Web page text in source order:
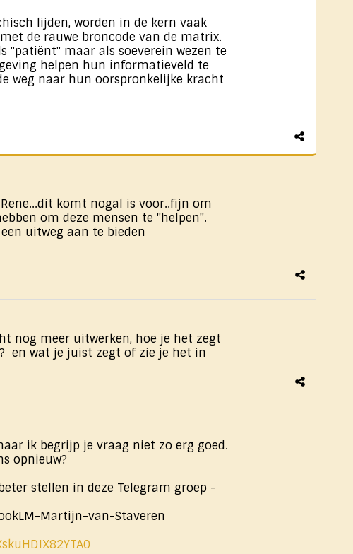
lijden, worden in de kern vaak
de rauwe broncode van de matrix.
"patiënt" maar als soeverein wezen te
helpen hun informatieveld te
weg naar hun oorspronkelijke kracht
komt nogal is voor..fijn om
om deze mensen te "helpen".
uitweg aan te bieden
nog meer uitwerken, hoe je het zegt
en wat je juist zegt of zie je het in
ik begrijp je vraag niet zo erg goed.
opnieuw?
stellen in deze Telegram groep -
Martijn-van-Staveren